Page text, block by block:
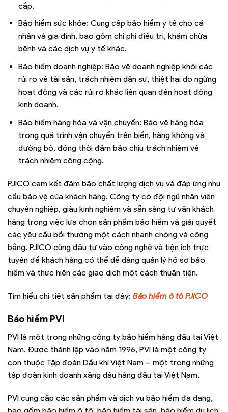
cắp.
Bảo hiểm sức khỏe: Cung cấp bảo hiểm y tế cho cá
nhân và gia đình, bao gồm chi phí điều trị, khám chữa
bệnh và các dịch vụ y tế khác.
Bảo hiểm doanh nghiệp: Bảo vệ doanh nghiệp khỏi các
rủi ro về tài sản, trách nhiệm dân sự, thiệt hại do ngừng
hoạt động và các rủi ro khác liên quan đến hoạt động
kinh doanh.
Bảo hiểm hàng hóa và vận chuyển: Bảo vệ hàng hóa
trong quá trình vận chuyển trên biển, hàng không và
đường bộ, đồng thời đảm bảo chịu trách nhiệm về
trách nhiệm công cộng.
PJICO cam kết đảm bảo chất lượng dịch vụ và đáp ứng nhu
cầu bảo vệ của khách hàng. Công ty có đội ngũ nhân viên
chuyên nghiệp, giàu kinh nghiệm và sẵn sàng tư vấn khách
hàng trong việc lựa chọn sản phẩm bảo hiểm và giải quyết
các yêu cầu bồi thường một cách nhanh chóng và công
bằng. PJICO cũng đầu tư vào công nghệ và tiện ích trực
tuyến để khách hàng có thể dễ dàng quản lý hồ sơ bảo
hiểm và thực hiện các giao dịch một cách thuận tiện.
Tìm hiểu chi tiết sản phẩm tại đây: Bảo hiểm ô tô PJICO
Bảo hiểm PVI
PVI là một trong những công ty bảo hiểm hàng đầu tại Việt
Nam. Được thành lập vào năm 1996, PVI là một công ty
con thuộc Tập đoàn Dầu khí Việt Nam – một trong những
tập đoàn kinh doanh xăng dầu hàng đầu tại Việt Nam.
PVI cung cấp các sản phẩm và dịch vụ bảo hiểm đa dạng,